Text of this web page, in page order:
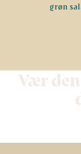
grøn
Vær